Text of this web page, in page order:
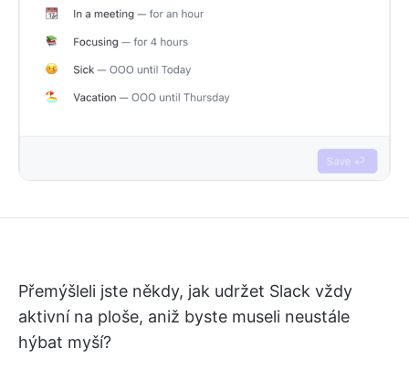
Přemýšleli jste někdy, jak udržet Slack vždy
aktivní na ploše, aniž byste museli neustále
hýbat myší?